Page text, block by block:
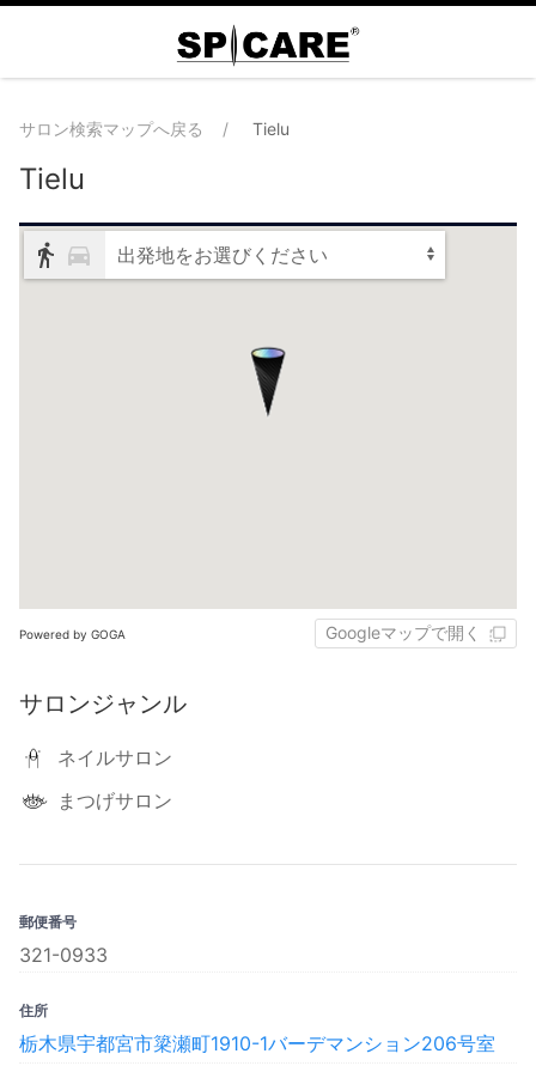
サロン検索マップへ戻る Tielu
Tielu
出発地をお選びください
Powered by GOGA Googleマップで開く
サロンジャンル
ネイルサロン
まつげサロン
郵便番号
321-0933
住所
栃木県宇都宮市簗瀬町1910-1バーデマンション206号室